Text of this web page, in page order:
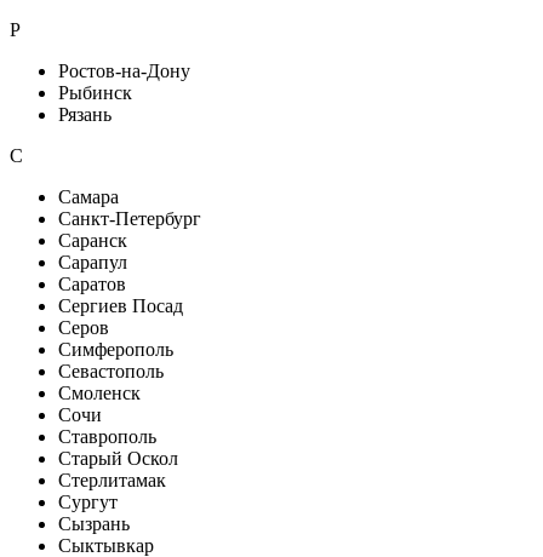
Р
Ростов-на-Дону
Рыбинск
Рязань
С
Самара
Санкт-Петербург
Саранск
Сарапул
Саратов
Сергиев Посад
Серов
Симферополь
Севастополь
Смоленск
Сочи
Ставрополь
Старый Оскол
Стерлитамак
Сургут
Сызрань
Сыктывкар